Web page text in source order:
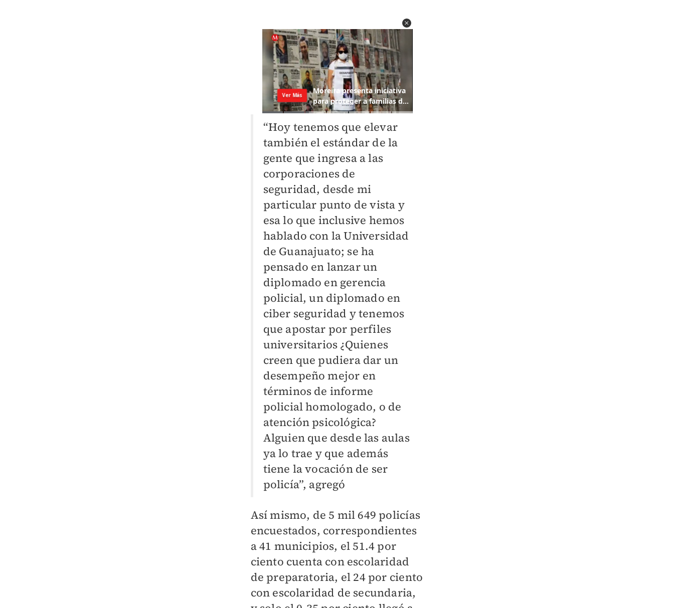
“Hoy tenemos que elevar
también el estándar de la
gente que ingresa a las
corporaciones de
seguridad, desde mi
particular punto de vista y
esa lo que inclusive hemos
hablado con la Universidad
de Guanajuato; se ha
pensado en lanzar un
diplomado en gerencia
policial, un diplomado en
ciber seguridad y tenemos
que apostar por perfiles
universitarios ¿Quienes
creen que pudiera dar un
desempeño mejor en
términos de informe
policial homologado, o de
atención psicológica?
Alguien que desde las aulas
ya lo trae y que además
tiene la vocación de ser
policía”, agregó
Así mismo, de 5 mil 649 policías
encuestados, correspondientes
a 41 municipios, el 51.4 por
ciento cuenta con escolaridad
de preparatoria, el 24 por ciento
con escolaridad de secundaria,